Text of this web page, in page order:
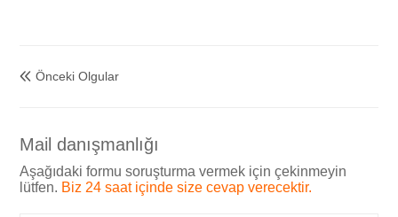
 Önceki Olgular
Mail danışmanlığı
Aşağıdaki formu soruşturma vermek için çekinmeyin
lütfen. Biz 24 saat içinde size cevap verecektir.